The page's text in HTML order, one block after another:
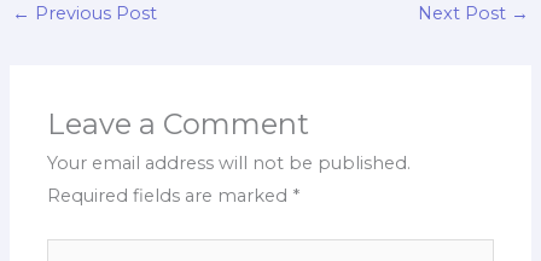
← Previous Post Next Post →
Leave a Comment
Your email address will not be published.
Required fields are marked *